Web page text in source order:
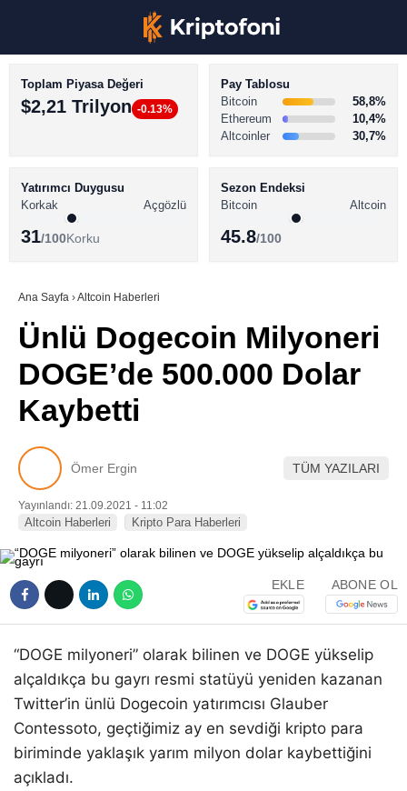
Youtube
TikTok
BİTCOİN HABERLERİ
ALTCOİN HABERLERİ
SÖZLÜK
Toplam Piyasa Değeri
$2,21 Trilyon -0.13%
Pay Tablosu
Bitcoin
58,8%
Ethereum
10,4%
Altcoinler
30,7%
Yatırımcı Duygusu
Korkak
Açgözlü
31/100Korku
Sezon Endeksi
Bitcoin
Altcoin
45.8/100
Ana Sayfa ›Altcoin Haberleri
Ünlü Dogecoin Milyoneri
DOGE’de 500.000 Dolar
Kaybetti
Ömer Ergin TÜM YAZILARI
Yayınlandı: 21.09.2021 - 11:02
Altcoin Haberleri Kripto Para Haberleri
EKLE ABONE OL
“DOGE milyoneri” olarak bilinen ve DOGE yükselip
alçaldıkça bu gayrı resmi statüyü yeniden kazanan
Twitter’in ünlü Dogecoin yatırımcısı Glauber
Contessoto, geçtiğimiz ay en sevdiği kripto para
biriminde yaklaşık yarım milyon dolar kaybettiğini
açıkladı.